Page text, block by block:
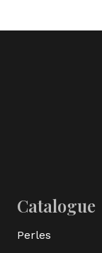
Catalogue
Perles